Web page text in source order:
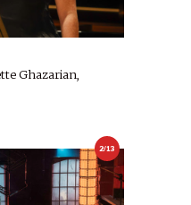
Ghazarian,
2/13